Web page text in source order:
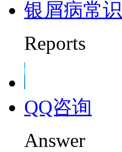
银屑病常识
Reports
QQ咨询
Answer